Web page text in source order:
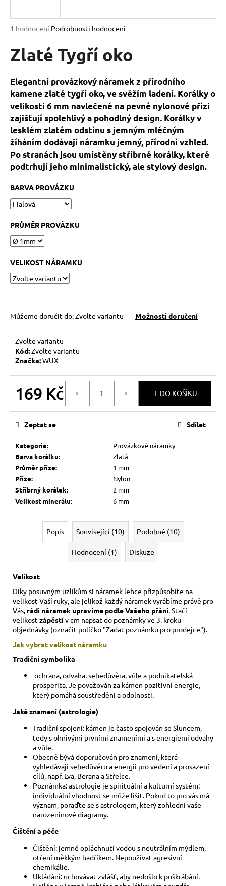
Průměrné
produktu
je
5
hvězdiček.
1 hodnocení Podrobnosti hodnocení
Zlaté Tygří oko
Elegantní provázkový náramek z přírodního
kamene zlaté tygří oko, ve svěžím ladení. Korálky o
velikosti 6 mm navlečené na pevné nylonové přízi
zajišťují spolehlivý a pohodlný design. Korálky v
lesklém zlatém odstínu s jemným mléčným
žíháním dodávají náramku jemný, přírodní vzhled.
Po stranách jsou umístěny stříbrné korálky, které
podtrhují jeho minimalistický, ale stylový design.
BARVA PROVÁZKU
PRŮMĚR PROVÁZKU
VELIKOST NÁRAMKU
Můžeme doručit do:Zvolte variantu Možnosti doručení
Zvolte variantu
Kód:Zvolte variantu
Značka:WUX
169 Kč DO KOŠÍKU
Kategorie:
Provázkové náramky
Barva korálku:
Zlatá
Průměr příze:
1 mm
Příze:
Nylon
Stříbrný korálek:
2 mm
Velikost minerálu: 6 mm
Zeptat se Sdílet
Popis Související (10) Podobné (10)
Hodnocení (1) Diskuze
Velikost
Díky posuvným uzlíkům si náramek lehce přizpůsobíte na
velikost Vaší ruky, ale jelikož každý náramek vyrábíme právě pro
Vás, rádi náramek upravíme podle Vašeho přání . Stačí
velikostzápěstív cm napsat do poznámky ve 3. kroku
objednávky (označit políčko "Zadat poznámku pro prodejce").
Jak vybrat velikost náramku
Tradiční symbolika
ochrana, odvaha, sebedůvěra, vůle a podnikatelská
prosperita. Je považován za kámen pozitivní energie,
který pomáhá soustředění a odolnosti.
Jaké znamení (astrologie)
Tradiční spojení: kámen je často spojován se Sluncem,
tedy s ohnivými prvními znameními a s energiemi odvahy
a vůle.
Obecně bývá doporučován pro znamení, která
vyhledávají sebedůvěru a energii pro vedení a prosazení
cílů, např. Lva, Berana a Střelce.
Poznámka: astrologie je spirituální a kulturní systém;
individuální vhodnost se může lišit. Pokud to pro vás má
význam, poraďte se s astrologem, který zohlední vaše
narozeninové diagramy.
Čištění a péče
Čištění: jemné opláchnutí vodou s neutrálním mýdlem,
otření měkkým hadříkem. Nepoužívat agresivní
chemikálie.
Ukládání: uchovávat zvlášť, aby nedošlo k poškrábání.
j
t
?
HLEDAT
D
o
p
o
r
č
u
j
e
m
e
KABBALAH
ONE
SILVER
89
Kč